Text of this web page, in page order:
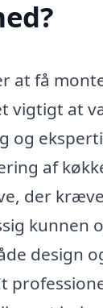
at få
vigtigt at
og
af
der
kunnen
design